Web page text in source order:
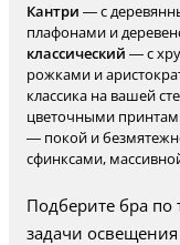
Кантри — с
плафонами и
классический — с
рожками и
классика на вашей
цветочными
— покой и
сфинксами,
Подберите бра
задачи освещения